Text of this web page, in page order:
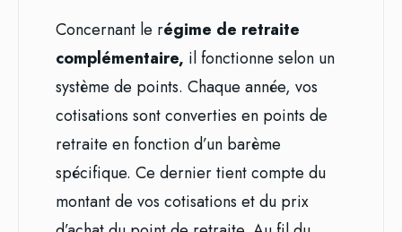
Concernant le régime de retraite
complémentaire, il fonctionne selon un
système de points. Chaque année, vos
cotisations sont converties en points de
retraite en fonction d’un barème
spécifique. Ce dernier tient compte du
montant de vos cotisations et du prix